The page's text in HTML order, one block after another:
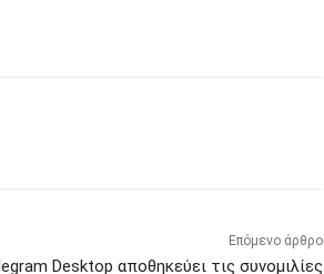
Επόμενο άρθρο
Desktop αποθηκεύει τις συνομιλίες